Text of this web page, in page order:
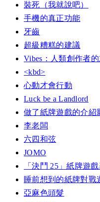
裝死（我就說吧）
手機的真正功能
牙齒
超級糟糕的建議
Vibes：人類創作者
<kbd>
心動才會行動
Luck be a Landlord
做了紙牌遊戲的介紹
李老闆
六四和弦
JOMO
「決鬥 25」紙牌遊
睡前想到的紙牌對戰
亞麻色頭髮